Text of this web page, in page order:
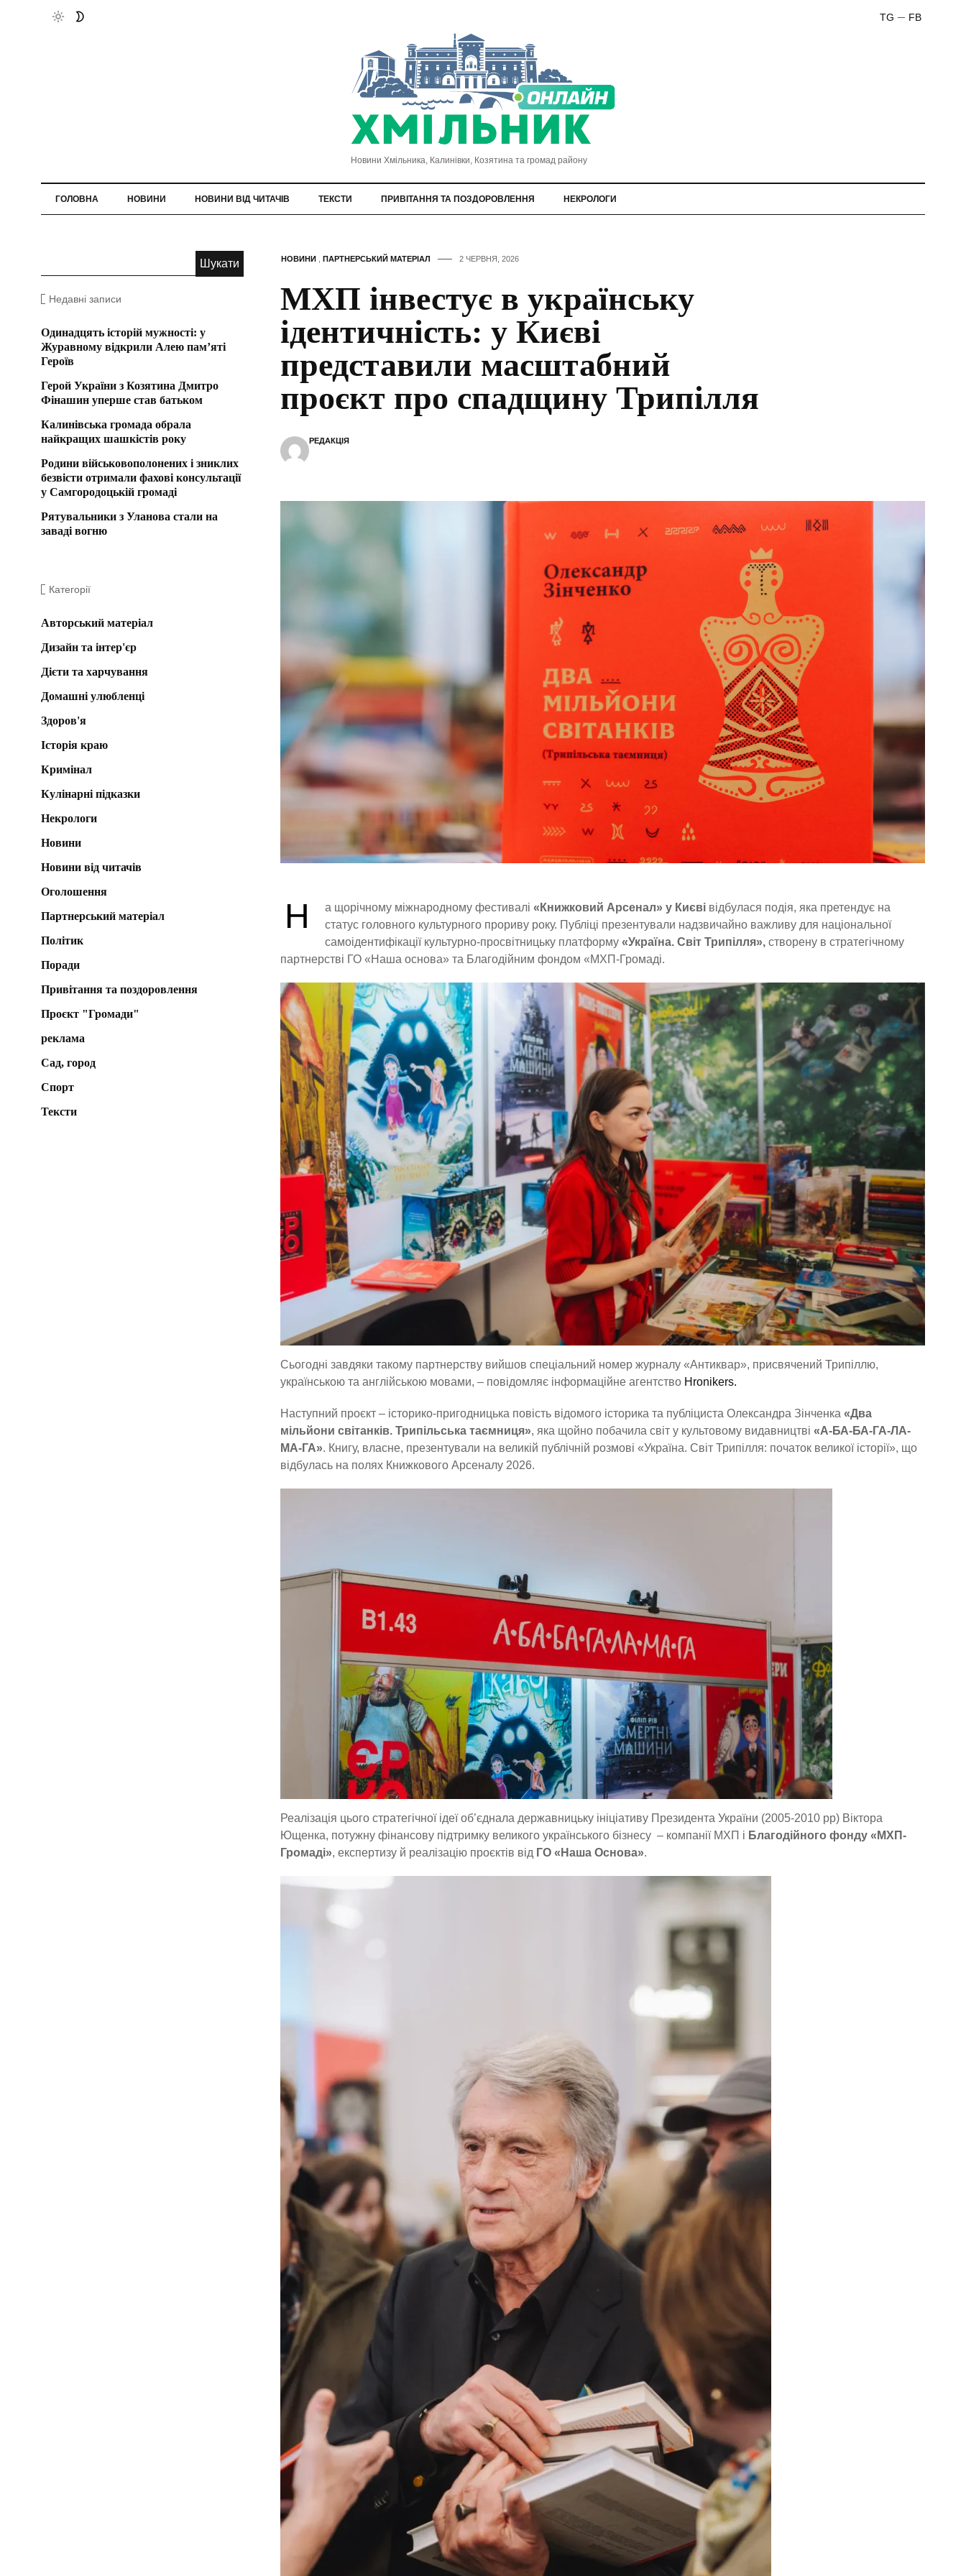
FB
TG
Новини Хмільника, Калинівки, Козятина та громад району
ГОЛОВНА НОВИНИ НОВИНИ ВІД ЧИТАЧІВ ТЕКСТИ ПРИВІТАННЯ ТА ПОЗДОРОВЛЕННЯ НЕКРОЛОГИ
НОВИНИ, ПАРТНЕРСЬКИЙ МАТЕРІАЛ 2 ЧЕРВНЯ, 2026
МХП інвестує в українську
ідентичність: у Києві
представили масштабний
проєкт про спадщину Трипілля
РЕДАКЦІЯ
Н а щорічному міжнародному фестивалі «Книжковий Арсенал» у Києвівідбулася подія, яка претендує на
статус головного культурного прориву року. Публіці презентували надзвичайно важливу для національної
самоідентифікації культурно-просвітницьку платформу «Україна. Світ Трипілля», створену в стратегічному
партнерстві ГО «Наша основа» та Благодійним фондом «МХП-Громаді.
Сьогодні завдяки такому партнерству вийшов спеціальний номер журналу «Антиквар», присвячений Трипіллю,
українською та англійською мовами, – повідомляє інформаційне агентство Hronikers.
Наступний проєкт – історико-пригодницька повість відомого історика та публіциста Олександра Зінченка «Два
мільйони світанків. Трипільська таємниця», яка щойно побачила світ у культовому видавництві «А-БА-БА-ГА-ЛА-
МА-ГА». Книгу, власне, презентували на великій публічній розмові «Україна. Світ Трипілля: початок великої історії», що
відбулась на полях Книжкового Арсеналу 2026.
Реалізація цього стратегічної ідеї об’єднала державницьку ініціативу Президента України (2005-2010 рр) Віктора
Ющенка, потужну фінансову підтримку великого українського бізнесу – компанії МХП і Благодійного фонду «МХП-
Громаді», експертизу й реалізацію проєктів від ГО «Наша Основа».
Недавні записи
Одинадцять історій мужності: у
Журавному відкрили Алею пам’яті
Героїв
Герой України з Козятина Дмитро
Фінашин уперше став батьком
Калинівська громада обрала
найкращих шашкістів року
Родини військовополонених і зниклих
безвісти отримали фахові консультації
у Самгородоцькій громаді
Рятувальники з Уланова стали на
заваді вогню
Категорії
Авторський матеріал
Дизайн та інтер'єр
Дієти та харчування
Домашні улюбленці
Здоров'я
Історія краю
Кримінал
Кулінарні підказки
Некрологи
Новини
Новини від читачів
Оголошення
Партнерський матеріал
Політик
Поради
Привітання та поздоровлення
Проєкт "Громади"
реклама
Сад, город
Спорт
Тексти